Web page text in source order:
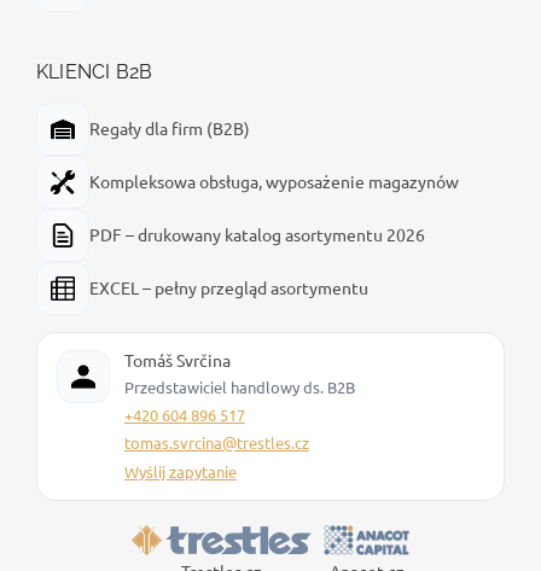
KLIENCI B2B
Regały dla firm (B2B)
Kompleksowa obsługa, wyposażenie magazynów
PDF – drukowany katalog asortymentu 2026
EXCEL – pełny przegląd asortymentu
Tomáš Svrčina
Przedstawiciel handlowy ds. B2B
+420 604 896 517
tomas.svrcina@trestles.cz
Wyślij zapytanie